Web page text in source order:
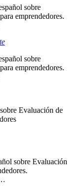
sobre
emprendedores.
sobre
emprendedores.
Evaluación de
sobre Evaluación